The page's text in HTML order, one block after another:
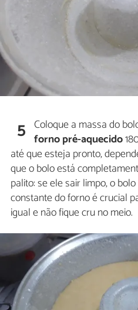
5 Coloque a massa do
forno pré-aquecido
até que esteja pronto,
que o bolo está
palito: se ele sair limpo, o
constante do forno é crucial
igual e não fique cru no meio.